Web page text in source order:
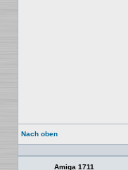
Nach oben
Amiga 1711